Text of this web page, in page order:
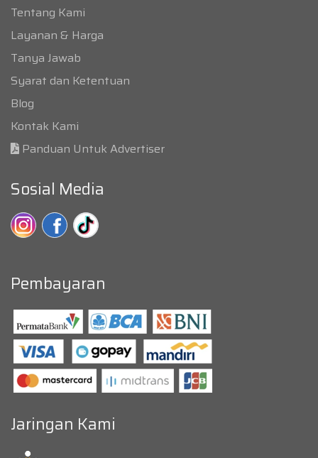
Tentang Kami
Layanan & Harga
Tanya Jawab
Syarat dan Ketentuan
Blog
Kontak Kami
Panduan Untuk Advertiser
Sosial Media
Pembayaran
Jaringan Kami